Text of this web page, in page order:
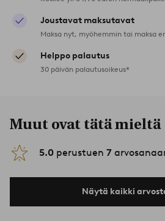
Joustavat maksutavat
Maksa nyt, myöhemmin tai maksa
Helppo palautus
30 päivän palautusoikeus*
Muut ovat tätä mieltä
5.0 perustuen 7
Näytä kaikki